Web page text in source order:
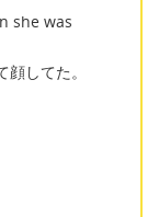
she was
してた。